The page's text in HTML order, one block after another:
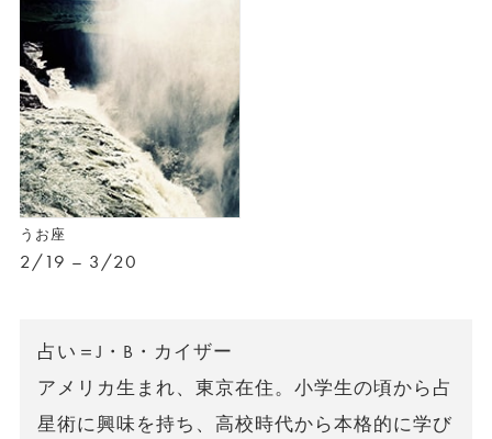
うお座
2/19 – 3/20
占い＝J・B・カイザー
アメリカ生まれ、東京在住。小学生の頃から占
星術に興味を持ち、高校時代から本格的に学び